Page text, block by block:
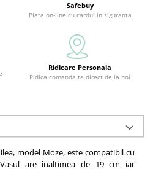
Safebuy
Plata on-line cu cardul in siguranta
Ridicare Personala
Ridica comanda ta direct de la noi
model Moze, este compatibil cu
Vasul are înalțimea de 19 cm iar